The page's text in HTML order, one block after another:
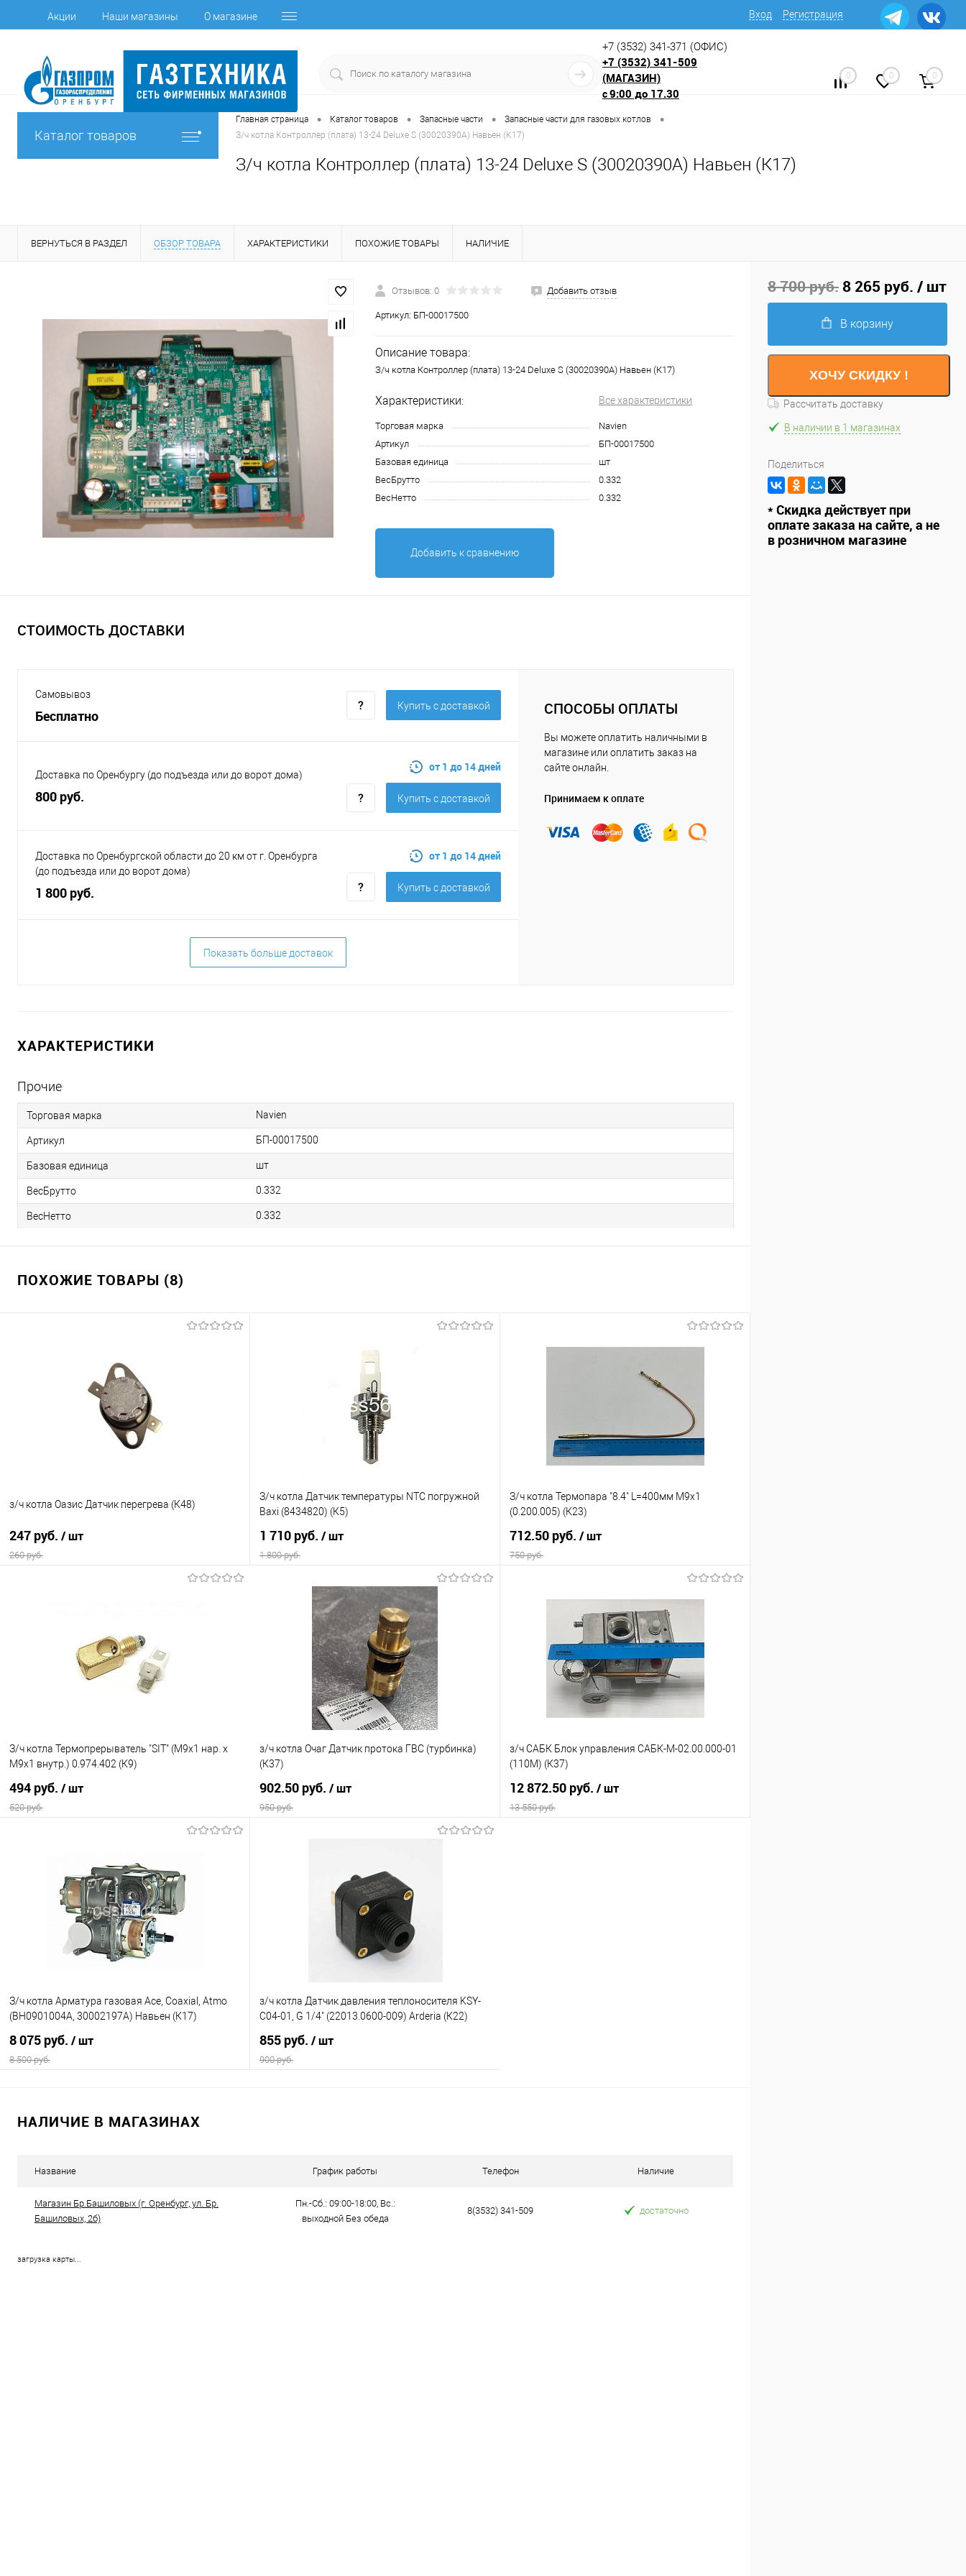
Акции Наши магазины О магазине Вход Регистрация
+7 (3532) 341-371 (ОФИС)
+7 (3532) 341-509
(МАГАЗИН)
с9:00 до 17.30
0 0 0
Каталог товаров
Главная страница • Каталог товаров • Запасные части • Запасные части для газовых котлов •
З/ч котла Контроллер (плата) 13-24 Deluxe S (30020390A) Навьен (К17)
З/ч котла Контроллер (плата) 13-24 Deluxe S (30020390A) Навьен (К17)
ВЕРНУТЬСЯ В РАЗДЕЛ ОБЗОР ТОВАРА ХАРАКТЕРИСТИКИ ПОХОЖИЕ ТОВАРЫ НАЛИЧИЕ
Отзывов: 0 Добавить отзыв
Артикул: БП-00017500
Описание товара:
З/ч котла Контроллер (плата) 13-24 Deluxe S (30020390A) Навьен (К17)
Характеристики: Все характеристики
Торговая марка
Navien
Артикул
БП-00017500
Базовая единица
шт
ВесБрутто
0.332
ВесНетто
0.332
Добавить к сравнению
СТОИМОСТЬ ДОСТАВКИ
Самовывоз
Бесплатно
Купить c доставкой
Доставка по Оренбургу (до подъезда или до ворот дома)
800 руб.
от 1 до 14 дней
Купить c доставкой
Доставка по Оренбургской области до 20 км от г. Оренбурга
(до подъезда или до ворот дома)
1 800 руб.
от 1 до 14 дней
Купить c доставкой
Показать больше доставок
СПОСОБЫ ОПЛАТЫ
Вы можете оплатить наличными в
магазине или оплатить заказ на
сайте онлайн.
Принимаем к оплате
ХАРАКТЕРИСТИКИ
Прочие
Торговая марка Navien
Артикул БП-00017500
Базовая единица шт
ВесБрутто 0.332
ВесНетто 0.332
ПОХОЖИЕ ТОВАРЫ (8)
з/ч котла Оазис Датчик перегрева (К48)
247 руб. / шт
260 руб.
В избранное
В наличии
З/ч котла Датчик температуры NTC погружной
Baxi (8434820) (К5)
1 710 руб. / шт
1 800 руб.
В корзину
Купить в 1 клик
Сравнение
В избранное
В наличии
З/ч котла Термопара "8.4" L=400мм М9х1
(0.200.005) (К23)
712.50 руб. / шт
750 руб.
Сравнение
В избранное
В наличии
З/ч котла Термопрерыватель "SIT" (М9х1 нар. х
М9х1 внутр.) 0.974.402 (К9)
494 руб. / шт
520 руб.
Купить в 1 клик
Сравнение
В избранное
В наличии
з/ч котла Очаг Датчик протока ГВС (турбинка)
(К37)
902.50 руб. / шт
950 руб.
Купить в 1 клик
Сравнение
В наличии
з/ч САБК Блок управления САБК-М-02.00.000-01
(110М) (К37)
12 872.50 руб. / шт
13 550 руб.
З/ч котла Арматура газовая Асе, Coaxial, Atmo
(ВН0901004А, 30002197А) Навьен (К17)
8 075 руб. / шт
8 500 руб.
з/ч котла Датчик давления теплоносителя KSY-
C04-01, G 1/4" (22013.0600-009) Arderia (К22)
855 руб. / шт
900 руб.
НАЛИЧИЕ В МАГАЗИНАХ
Название График работы Телефон Наличие
Магазин Бр.Башиловых (г. Оренбург, ул. Бр.
Башиловых, 2б)
Пн.-Сб.: 09:00-18:00, Вс.:
выходной Без обеда
8(3532) 341-509 достаточно
загрузка карты...
8 700 руб.8 265 руб. / шт
В корзину
ХОЧУ СКИДКУ !
Рассчитать доставку
В наличии в 1 магазинах
Поделиться
* Скидка действует при
оплате заказа на сайте, а не
в розничном магазине